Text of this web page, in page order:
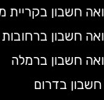
בקריית מלאכי
ברחובות
ברמלה
בדרום